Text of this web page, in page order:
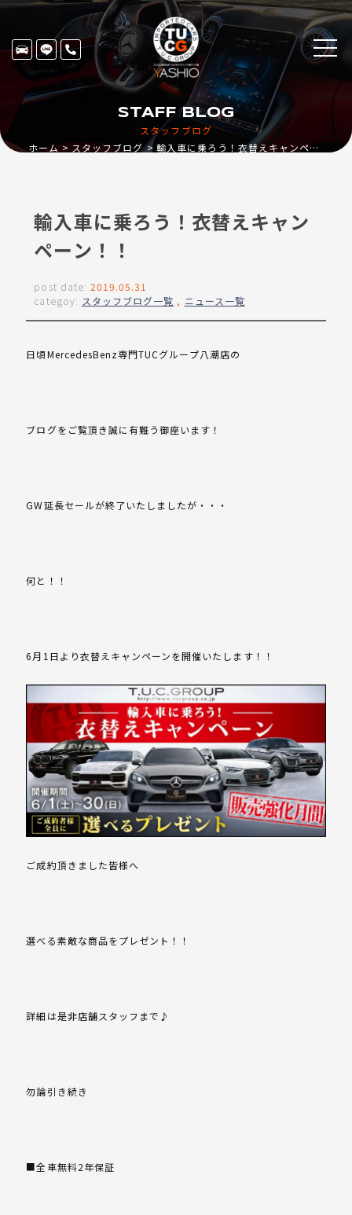
スタッフブログ
STAFF BLOG
ホーム スタッフブログ 輸入車に乗ろう！衣替えキャンペーン！！
輸入車に乗ろう！衣替えキャン
ペーン！！
post date: 2019.05.31
categoy: スタッフブログ一覧 , ニュース一覧
日頃MercedesBenz専門TUCグループ八潮店の
ブログをご覧頂き誠に有難う御座います！
GW延長セールが終了いたしましたが・・・
何と！！
6月1日より衣替えキャンペーンを開催いたします！！
ご成約頂きました皆様へ
選べる素敵な商品をプレゼント！！
詳細は是非店舗スタッフまで♪
勿論引き続き
■全車無料2年保証